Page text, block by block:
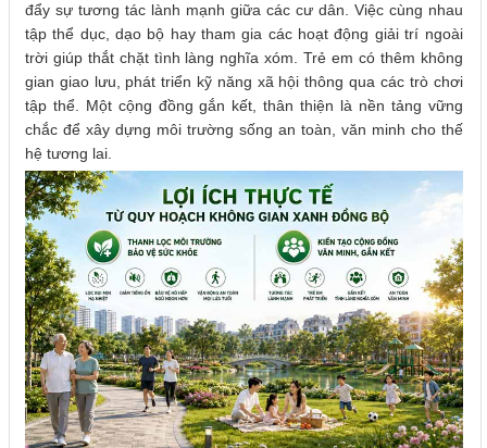
đẩy sự tương tác lành mạnh giữa các cư dân. Việc cùng nhau
tập thể dục, dạo bộ hay tham gia các hoạt động giải trí ngoài
trời giúp thắt chặt tình làng nghĩa xóm. Trẻ em có thêm không
gian giao lưu, phát triển kỹ năng xã hội thông qua các trò chơi
tập thể. Một cộng đồng gắn kết, thân thiện là nền tảng vững
chắc để xây dựng môi trường sống an toàn, văn minh cho thế
hệ tương lai.